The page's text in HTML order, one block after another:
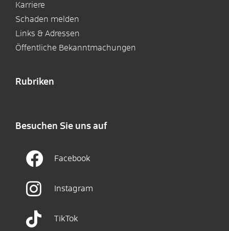
Karriere
Schaden melden
Links & Adressen
Öffentliche Bekanntmachungen
Rubriken
Besuchen Sie uns auf
Facebook
Instagram
TikTok